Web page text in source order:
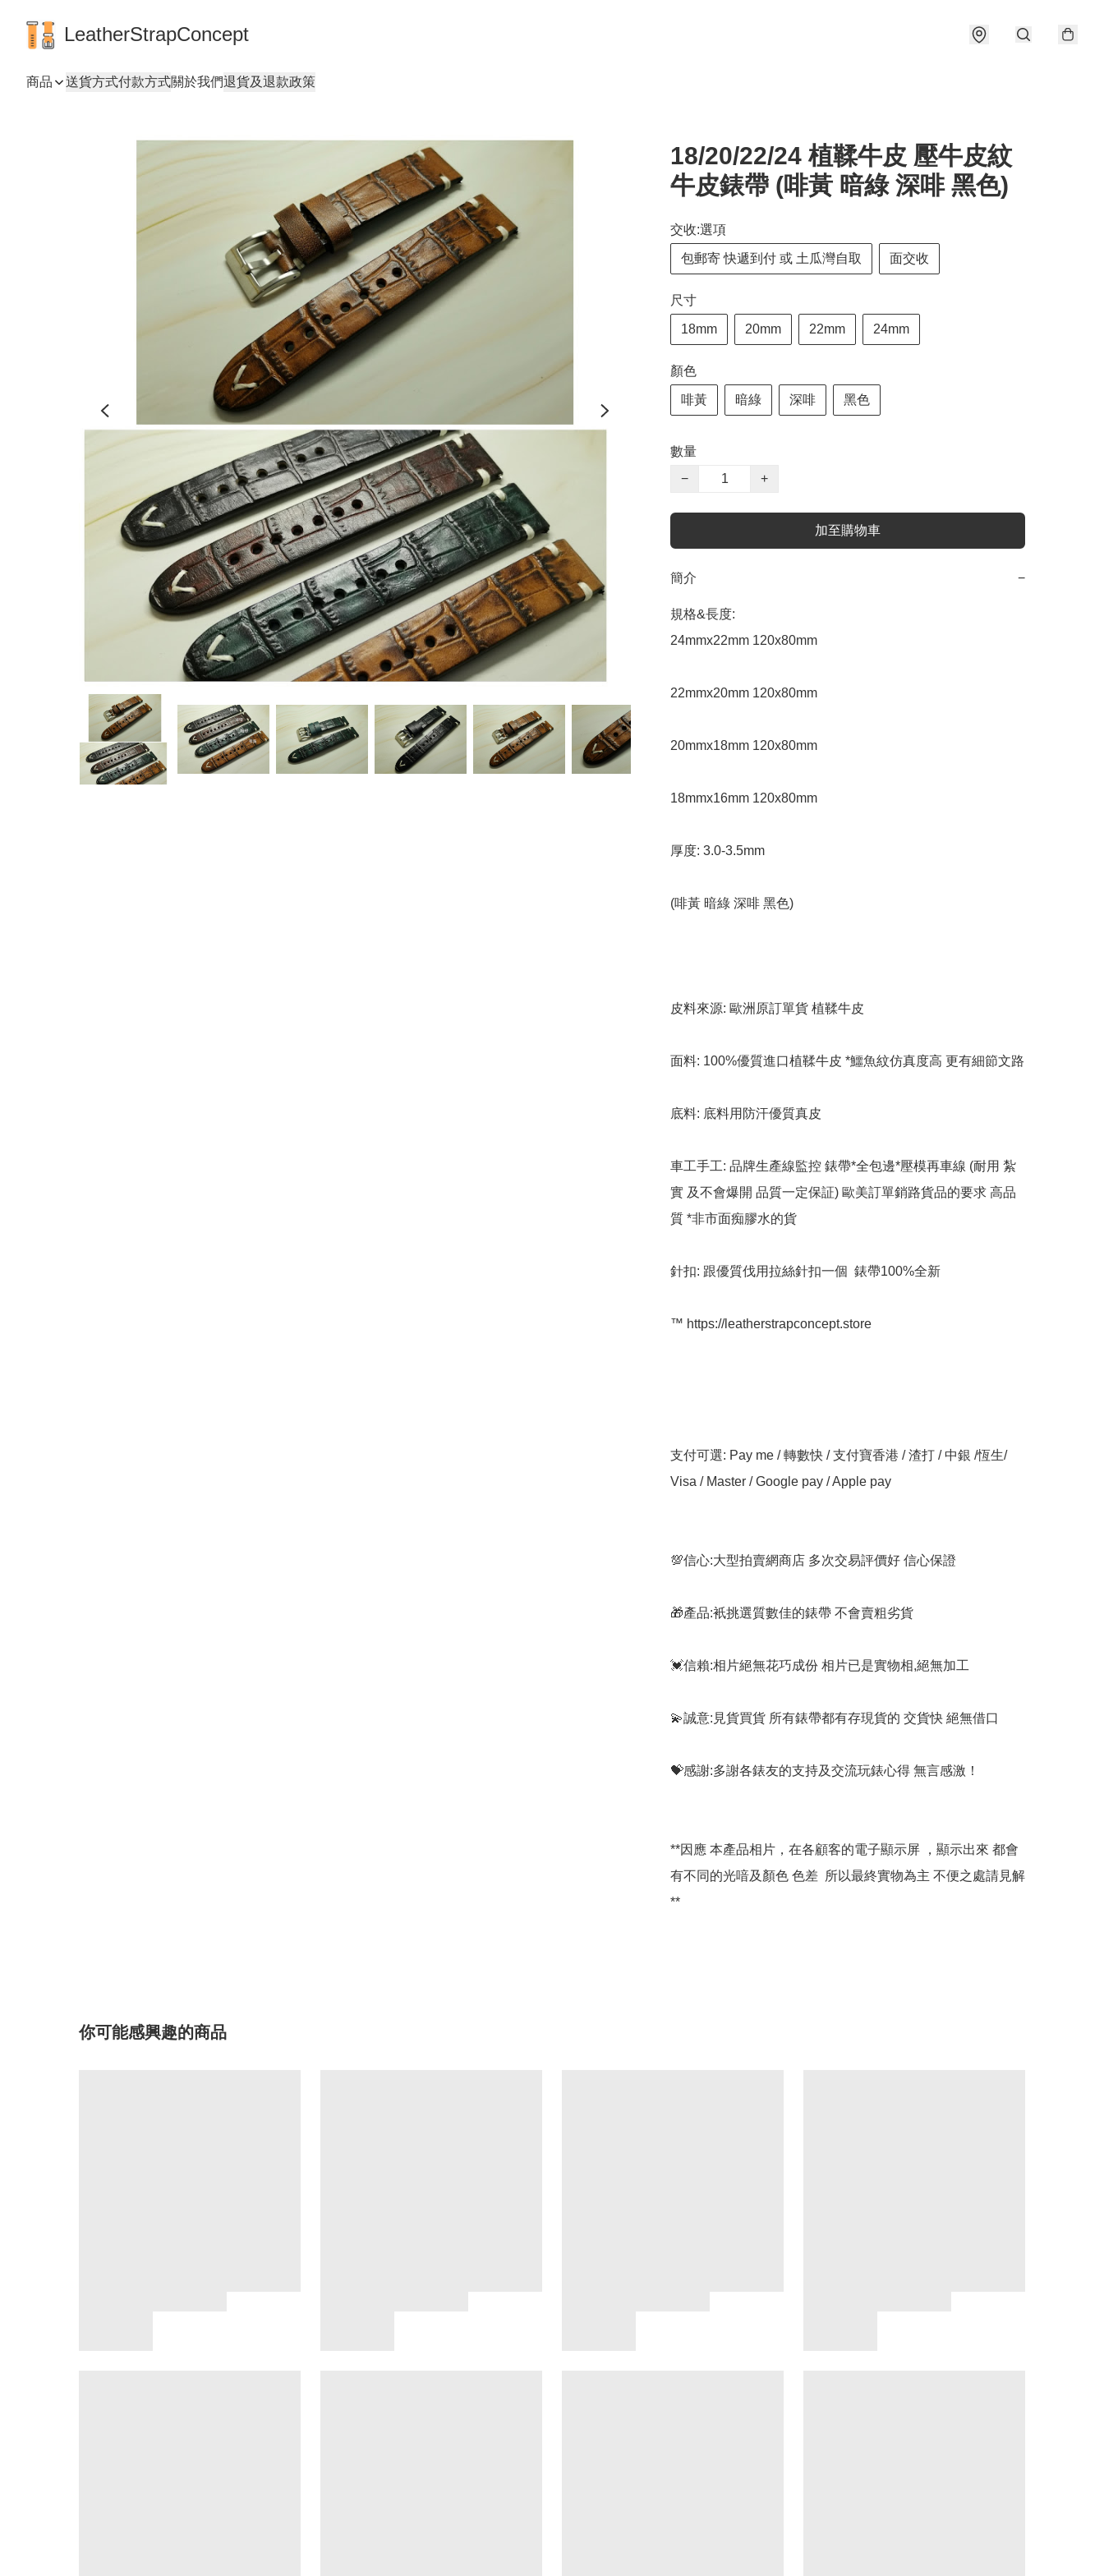
LeatherStrapConcept
商品 送貨方式付款方式關於我們退貨及退款政策
18/20/22/24 植鞣牛皮 壓牛皮紋
牛皮錶帶 (啡黃 暗綠 深啡 黑色)
交收:選項
包郵寄 快遞到付 或 土瓜灣自取 面交收
尺寸
18mm 20mm 22mm 24mm
顏色
啡黃 暗綠 深啡 黑色
數量
−
+
加至購物車
簡介 −
規格&長度:
24mmx22mm 120x80mm
22mmx20mm 120x80mm
20mmx18mm 120x80mm
18mmx16mm 120x80mm
厚度: 3.0-3.5mm
(啡黃 暗綠 深啡 黑色)
皮料來源: 歐洲原訂單貨 植鞣牛皮
面料: 100%優質進口植鞣牛皮 *鱷魚紋仿真度高 更有細節文路
底料: 底料用防汗優質真皮
車工手工: 品牌生產線監控 錶帶*全包邊*壓模再車線 (耐用 紮
實 及不會爆開 品質一定保証) 歐美訂單銷路貨品的要求 高品
質 *非市面痴膠水的貨
針扣: 跟優質伐用拉絲針扣一個  錶帶100%全新
™️ https://leatherstrapconcept.store
支付可選: Pay me / 轉數快 / 支付寶香港 / 渣打 / 中銀 /恆生/
Visa / Master / Google pay / Apple pay
💯信心:大型拍賣網商店 多次交易評價好 信心保證
🎁產品:衹挑選質數佳的錶帶 不會賣粗劣貨
💓信賴:相片絕無花巧成份 相片已是實物相,絕無加工
💫誠意:見貨買貨 所有錶帶都有存現貨的 交貨快 絕無借口
💝感謝:多謝各錶友的支持及交流玩錶心得 無言感激！
**因應 本產品相片，在各顧客的電子顯示屏 ，顯示出來 都會
有不同的光喑及顏色 色差  所以最終實物為主 不便之處請見解
**
你可能感興趣的商品